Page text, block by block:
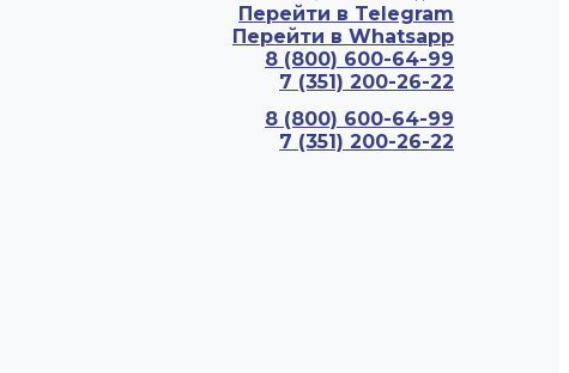
8 (800) 600-64-99
7 (351) 200-26-22
Перейти в Telegram
Перейти в Whatsapp
8 (800) 600-64-99
7 (351) 200-26-22